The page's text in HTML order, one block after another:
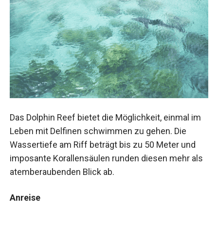
Das Dolphin Reef bietet die Möglichkeit, einmal im
Leben mit Delfinen schwimmen zu gehen. Die
Wassertiefe am Riff beträgt bis zu 50 Meter und
imposante Korallensäulen runden diesen mehr als
atemberaubenden Blick ab.
Anreise